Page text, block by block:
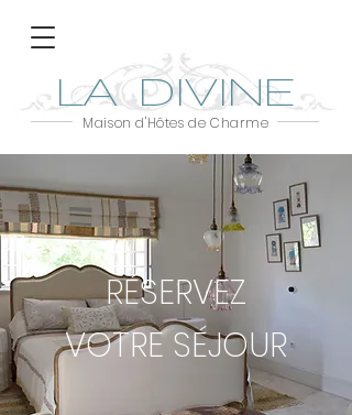
Maison d'Hôtes de Charme
LA DIVINE
RÉSERVEZ
VOTRESÉJOUR